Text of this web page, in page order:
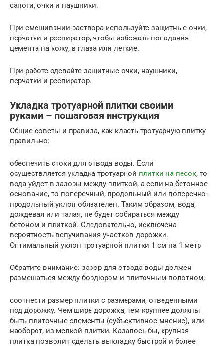
сапоги, очки и наушники.
При смешивании раствора используйте защитные очки,
перчатки и респиратор, чтобы избежать попадания
цемента на кожу, в глаза или легкие.
При работе одевайте защитные очки, наушники,
перчатки и респиратор.
Укладка тротуарной плитки своими
руками – пошаговая инструкция
Общие советы и правила, как класть тротуарную плитку
правильно:
обеспечить стоки для отвода воды. Если
осуществляется укладка тротуарной плитки на песок, то
вода уйдет в зазоры между плиткой, а если на бетонное
основание, то поперечный, продольный или поперечно-
продольный уклон обязателен. Таким образом, вода,
дождевая или талая, не будет собираться между
бетоном и плиткой. Следовательно, исключена
вероятность вспучивания участков дорожки.
Оптимальный уклон тротуарной плитки 1 см на 1 метр
Обратите внимание: зазор для отвода воды должен
размещаться между бордюром и плиточным полотном;
соотнести размер плитки с размерами, отведенными
под дорожку. Чем шире дорожка, тем крупнее должны
быть плиточные элементы (субъективное мнение), или
наоборот, из мелкой плитки. Казалось бы, крупная
плитка позволит сделать выкладку быстрой и более